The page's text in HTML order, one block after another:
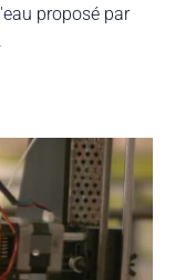
proposé par